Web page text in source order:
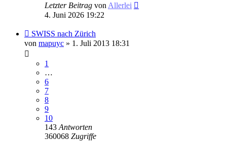
Letzter Beitrag von Allerlei
4. Juni 2026 19:22
SWISS nach Zürich
von mapuyc » 1. Juli 2013 18:31
1
…
6
7
8
9
10
143 Antworten
360068 Zugriffe